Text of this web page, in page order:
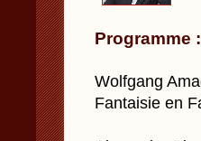
Programme :
Wolfgang
Fantaisie en